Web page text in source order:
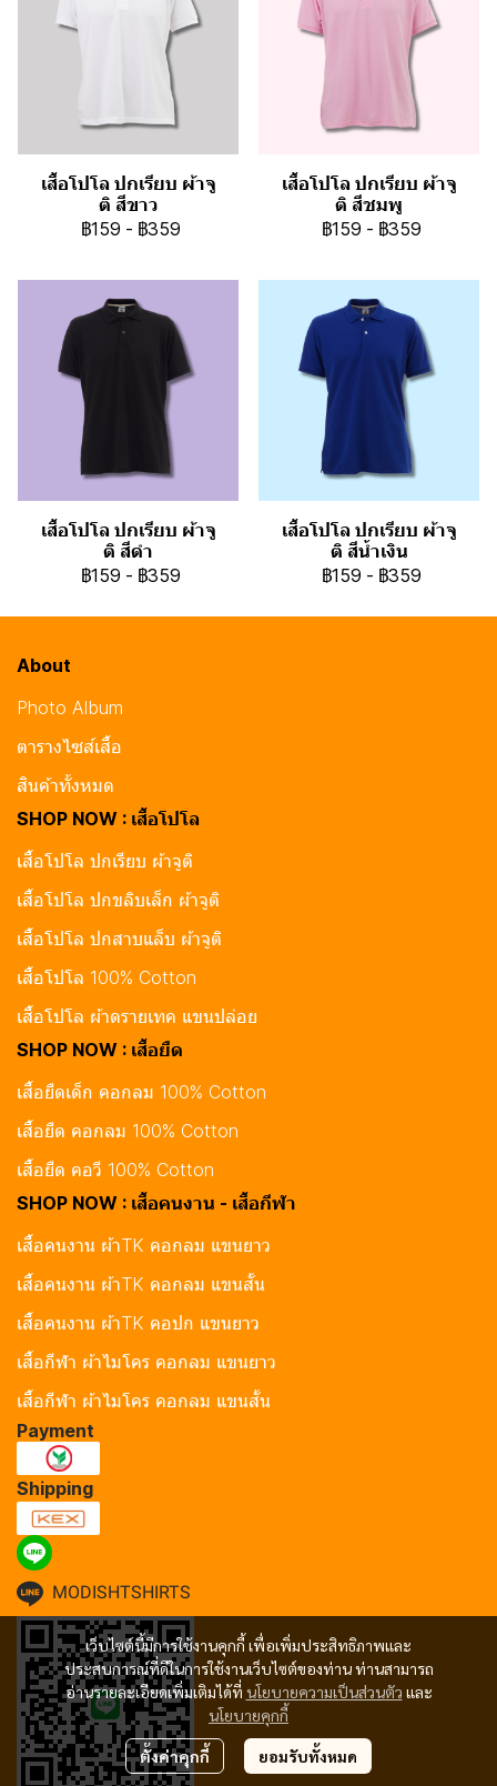
เสื้อโปโล ปกเรียบ ผ้าจู
ติ สีขาว
฿159 - ฿359
เสื้อโปโล ปกเรียบ ผ้าจู
ติ สีชมพู
฿159 - ฿359
เสื้อโปโล ปกเรียบ ผ้าจู
ติ สีดำ
฿159 - ฿359
เสื้อโปโล ปกเรียบ ผ้าจู
ติ สีน้ำเงิน
฿159 - ฿359
เว็บไซต์นี้มีการใช้งานคุกกี้ เพื่อเพิ่มประสิทธิภาพและ
ประสบการณ์ที่ดีในการใช้งานเว็บไซต์ของท่าน ท่านสามารถ
อ่านรายละเอียดเพิ่มเติมได้ที่ นโยบายความเป็นส่วนตัว และ
นโยบายคุกกี้
ตั้งค่าคุกกี้ ยอมรับทั้งหมด
About
Photo Album
ตารางไซส์เสื้อ
สินค้าทั้งหมด
SHOP NOW : เสื้อโปโล
เสื้อโปโล ปกเรียบ ผ้าจูติ
เสื้อโปโล ปกขลิบเล็ก ผ้าจูติ
เสื้อโปโล ปกสาบแล็บ ผ้าจูติ
เสื้อโปโล 100% Cotton
เสื้อโปโล ผ้าดรายเทค แขนปล่อย
SHOP NOW : เสื้อยืด
เสื้อยืดเด็ก คอกลม 100% Cotton
เสื้อยืด คอกลม 100% Cotton
เสื้อยืด คอวี 100% Cotton
SHOP NOW : เสื้อคนงาน - เสื้อกีฬา
เสื้อคนงาน ผ้าTK คอกลม แขนยาว
เสื้อคนงาน ผ้าTK คอกลม แขนสั้น
เสื้อคนงาน ผ้าTK คอปก แขนยาว
เสื้อกีฬา ผ้าไมโคร คอกลม แขนยาว
เสื้อกีฬา ผ้าไมโคร คอกลม แขนสั้น
Payment
Shipping
MODISHTSHIRTS